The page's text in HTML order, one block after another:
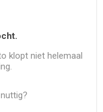
klopt niet helemaal